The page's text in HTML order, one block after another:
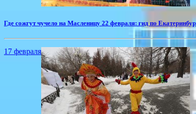
Где сожгут чучело на Масленицу 22 февраля: гид по
17 февраля